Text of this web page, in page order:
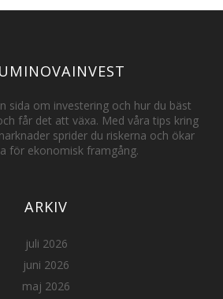
sida om investering och hur du bäst
får det att växa. Med våra tips kring
sprider du riskerna och ökar
för ekonomisk framgång.
ARKIV
juli 2026
juni 2026
maj 2026